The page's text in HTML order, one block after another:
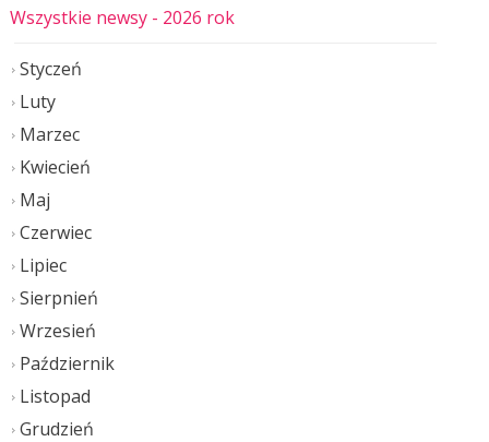
Wszystkie newsy - 2026 rok
Styczeń
Luty
Marzec
Kwiecień
Maj
Czerwiec
Lipiec
Sierpnień
Wrzesień
Październik
Listopad
Grudzień